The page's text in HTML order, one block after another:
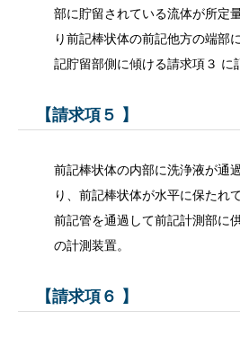
部に貯留されている流体が所定
り前記棒状体の前記他方の端部
記貯留部側に傾ける請求項３ に
【請求項５ 】
前記棒状体の内部に洗浄液が通
り、前記棒状体が水平に保たれ
前記管を通過して前記計測部に
の計測装置。
【請求項６ 】